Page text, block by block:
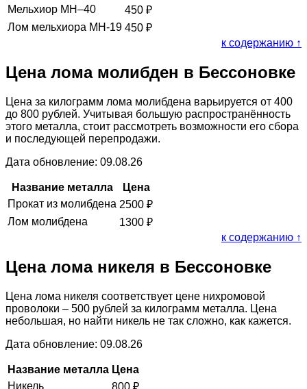
Мельхиор МН–40
450 ₽
Лом мельхиора МН-19 450 ₽
к содержанию ↑
Цена лома молибден в Бессоновке
Цена за килограмм лома молибдена варьируется от 400
до 800 рублей. Учитывая большую распространённость
этого металла, стоит рассмотреть возможности его сбора
и последующей перепродажи.
Дата обновление: 09.08.26
Название металла
Цена
Прокат из молибдена 2500 ₽
Лом молибдена
1300 ₽
к содержанию ↑
Цена лома никеля в Бессоновке
Цена лома никеля соответствует цене нихромовой
проволоки – 500 рублей за килограмм металла. Цена
небольшая, но найти никель не так сложно, как кажется.
Дата обновление: 09.08.26
Название металла Цена
Никель
800 ₽